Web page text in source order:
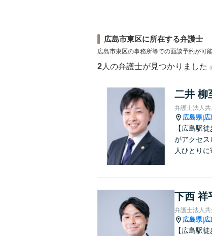
広島市東区に所在する弁護士
広島市東区の事務所等での面談予約が可能
2 人の弁護士が見つかりました (
二井 柳
弁護士法人
広島県|
【広島駅
がアクセス
人ひとりに
下西 祥
弁護士法人
広島県|
【広島駅